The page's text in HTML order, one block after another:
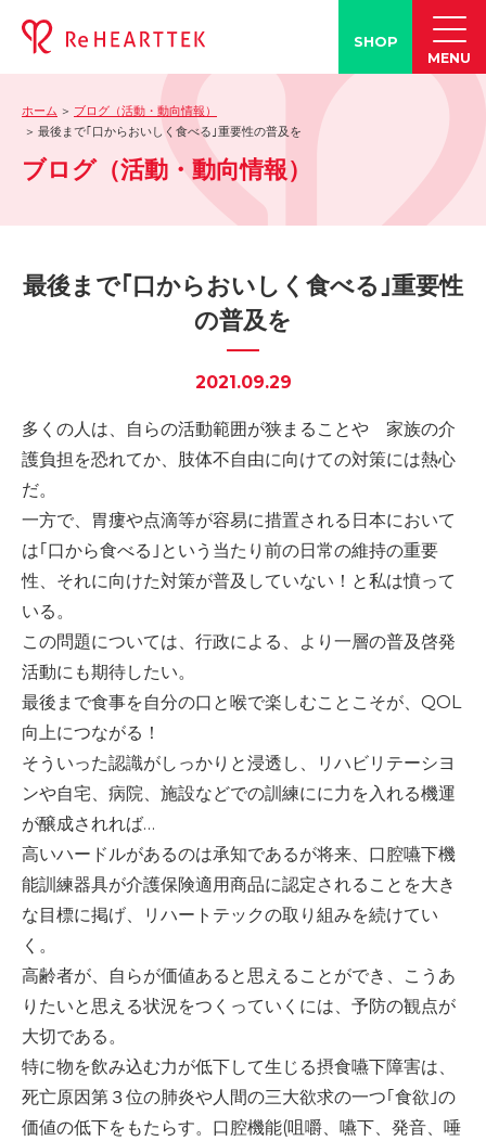
製品情報
-「タン練くん」
-ブログ
-学会発表情報
-メディア紹介事例
-誤嚥・誤嚥性肺炎とは
-誤嚥・誤嚥性肺炎の予防策
会社情報
SHOP
MENU
ホーム
ブログ（活動・動向情報）
最後まで｢口からおいしく食べる｣重要性の普及を
ブログ（活動・動向情報）
最後まで｢口からおいしく食べる｣重要性
の普及を
2021.09.29
多くの人は、自らの活動範囲が狭まることや 家族の介
護負担を恐れてか、肢体不自由に向けての対策には熱心
だ。
一方で、胃瘻や点滴等が容易に措置される日本において
は｢口から食べる｣という当たり前の日常の維持の重要
性、それに向けた対策が普及していない！と私は憤って
いる。
この問題については、行政による、より一層の普及啓発
活動にも期待したい。
最後まで食事を自分の口と喉で楽しむことこそが、QOL
向上につながる！
そういった認識がしっかりと浸透し、リハビリテーシヨ
ンや自宅、病院、施設などでの訓練にに力を入れる機運
が醸成されれば…
高いハードルがあるのは承知であるが将来、口腔嚥下機
能訓練器具が介護保険適用商品に認定されることを大き
な目標に掲げ、リハートテックの取り組みを続けてい
く。
高齢者が、自らが価値あると思えることができ、こうあ
りたいと思える状況をつくっていくには、予防の観点が
大切である。
特に物を飲み込む力が低下して生じる摂食嚥下障害は、
死亡原因第３位の肺炎や人間の三大欲求の一つ｢食欲｣の
価値の低下をもたらす。口腔機能(咀嚼、嚥下、発音、唾